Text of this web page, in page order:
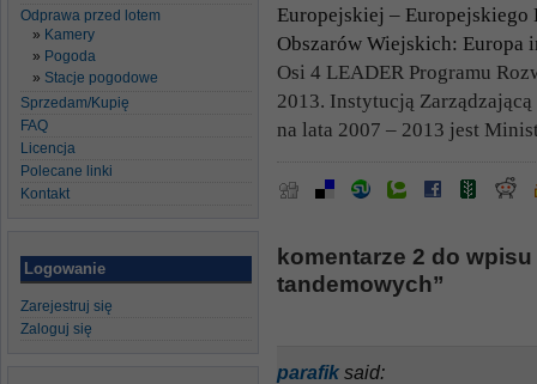
Odprawa przed lotem
Kamery
Pogoda
Stacje pogodowe
Sprzedam/Kupię
FAQ
Licencja
Polecane linki
Kontakt
Logowanie
Zarejestruj się
Zaloguj się
Europejskiej – Europejskiego
Obszarów Wiejskich: Europa
Osi 4 LEADER Programu
2013. Instytucją
na lata 2007 – 2013 jest
komentarze 2 do
tandemowych”
parafik said: